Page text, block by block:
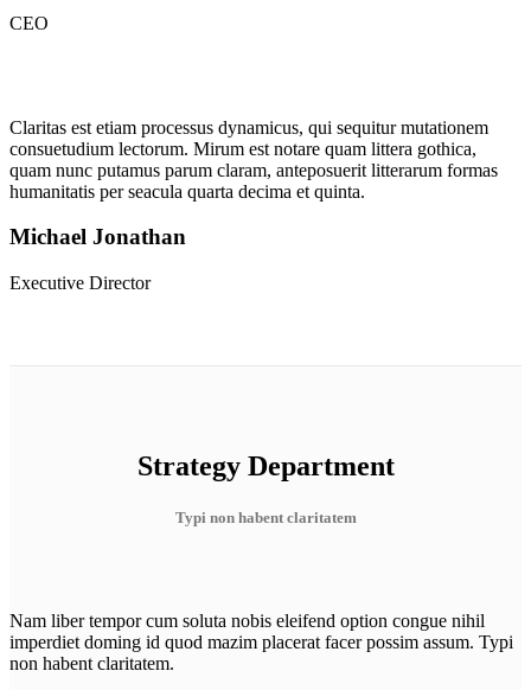
CEO
Claritas est etiam processus dynamicus, qui sequitur mutationem
consuetudium lectorum. Mirum est notare quam littera gothica,
quam nunc putamus parum claram, anteposuerit litterarum formas
humanitatis per seacula quarta decima et quinta.
Michael Jonathan
Executive Director
Strategy Department
Typi non habent claritatem
Nam liber tempor cum soluta nobis eleifend option congue nihil
imperdiet doming id quod mazim placerat facer possim assum. Typi
non habent claritatem.